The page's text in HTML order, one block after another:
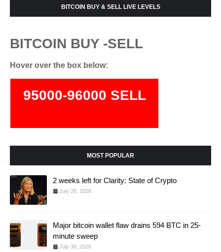
BITCOIN BUY & SELL LIVE LEVELS
BITCOIN BUY -SELL
Hover over the box below:
95000-96000 SELL
74000-75500 BUY
MOST POPULAR
2 weeks left for Clarity: State of Crypto
July 26, 2026
Major bitcoin wallet flaw drains 594 BTC in 25-
minute sweep
July 30, 2026